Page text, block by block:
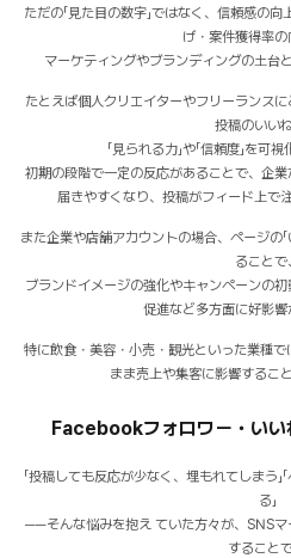
ただの「見た目の数字」ではなく、信頼感の
げ・案件獲得率の
マーケティングやブランディングの土台
たとえば個人クリエイターやフリーランス
投稿のいい
「見られる力」や「信頼度」を可
初期の段階で一定の反応があることで、企
届きやすくなり、投稿がフィード上で
また企業や店舗アカウントの場合、ページの
ることで、
ブランドイメージの強化やキャンペーンの
促進など多方面に好影響
特に飲食・美容・小売・観光といった業種
まま売上や集客に影響するこ
Facebookフォロワー・いい
「投稿しても反応が少なく、埋もれてしまう
る」
──そんな悩みを抱え ていた方々が、SNS
することで